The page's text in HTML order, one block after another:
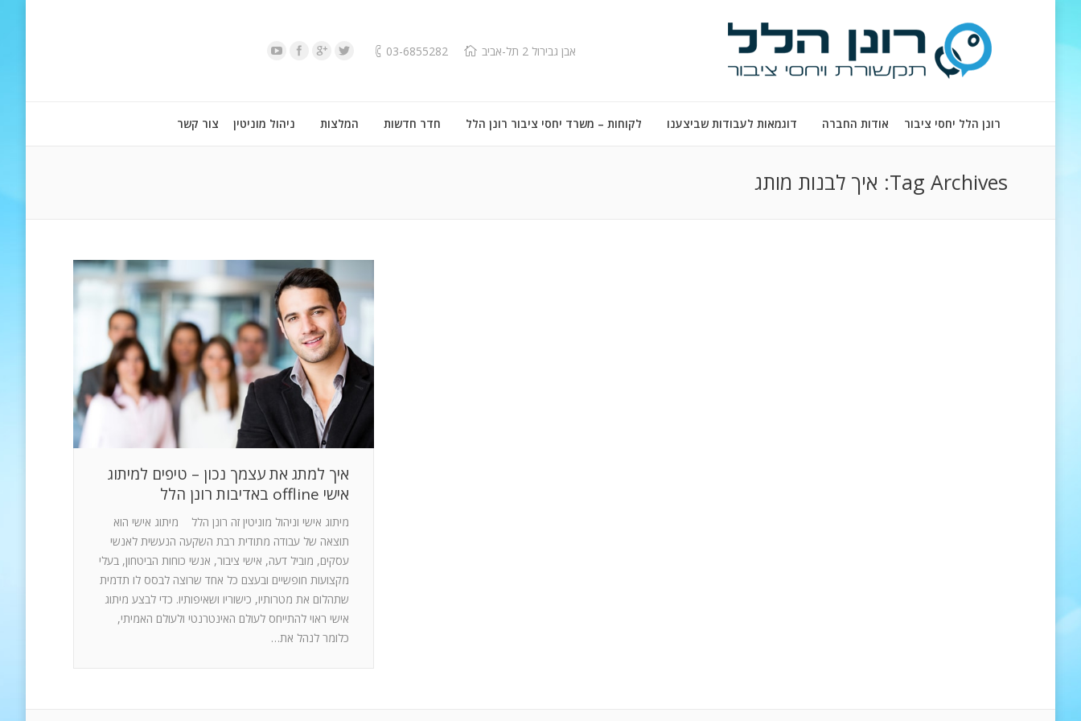
אבן גבירול 2 תל-אביב 03-6855282
רונן הלל יחסי ציבור אודות החברה דוגמאות לעבודות שביצענו לקוחות – משרד יחסי ציבור רונן הלל חדר חדשות המלצות ניהול מוניטין צור קשר
Tag Archives: איך לבנות מותג
איך למתג את עצמך נכון – טיפים למיתוג
אישי offline באדיבות רונן הלל
מיתוג אישי וניהול מוניטין זה רונן הלל מיתוג אישי הוא
תוצאה של עבודה מתודית רבת השקעה הנעשית לאנשי
עסקים, מוביל דעה, אישי ציבור, אנשי כוחות הביטחון, בעלי
מקצועות חופשיים ובעצם כל אחד שרוצה לבסס לו תדמית
שתהלום את מטרותיו, כישוריו ושאיפותיו. כדי לבצע מיתוג
אישי ראוי להתייחס לעולם האינטרנטי ולעולם האמיתי,
כלומר לנהל את…